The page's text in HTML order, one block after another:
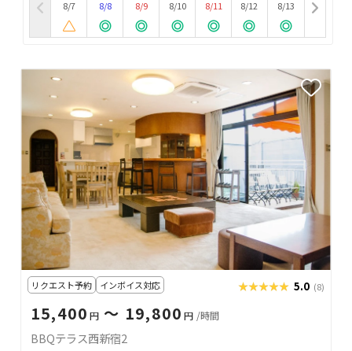
8/7
8/8
8/9
8/10
8/11
8/12
8/13
リクエスト予約 インボイス対応 ★★★★★
★★★★★ 5.0 (8)
15,400 円 〜 19,800 円 /時間
BBQテラス西新宿2